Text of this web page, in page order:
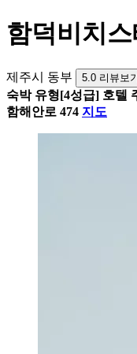
함덕비치
제주시 동부 5.0 리뷰보
숙박 유형[4성급] 호텔
함해안로 474 지도